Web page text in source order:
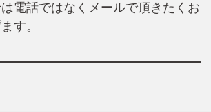
電話ではなくメールで頂きたくお
す。